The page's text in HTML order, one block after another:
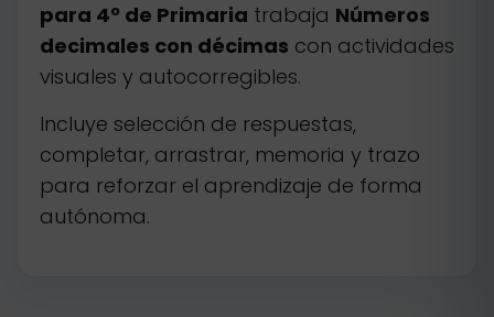
para 4º de Primaria trabaja Números
decimales con décimas con actividades
visuales y autocorregibles.
Incluye selección de respuestas,
completar, arrastrar, memoria y trazo
para reforzar el aprendizaje de forma
autónoma.